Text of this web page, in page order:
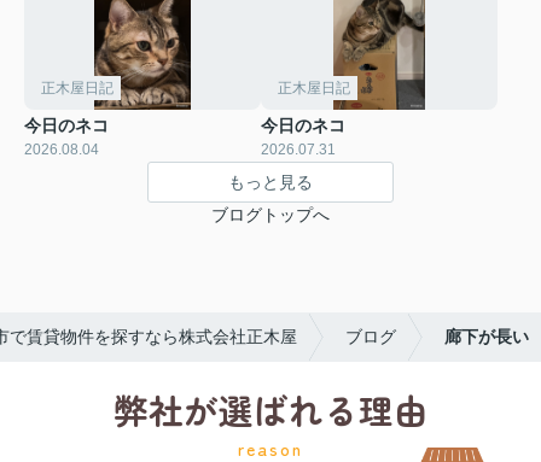
正木屋日記
今日のネコ
2026.08.04
正木屋日記
今日のネコ
2026.07.31
もっと見る
ブログトップへ
で賃貸物件を探すなら株式会社正木屋 ブログ 廊下が長い
弊社が選ばれる理由
reason